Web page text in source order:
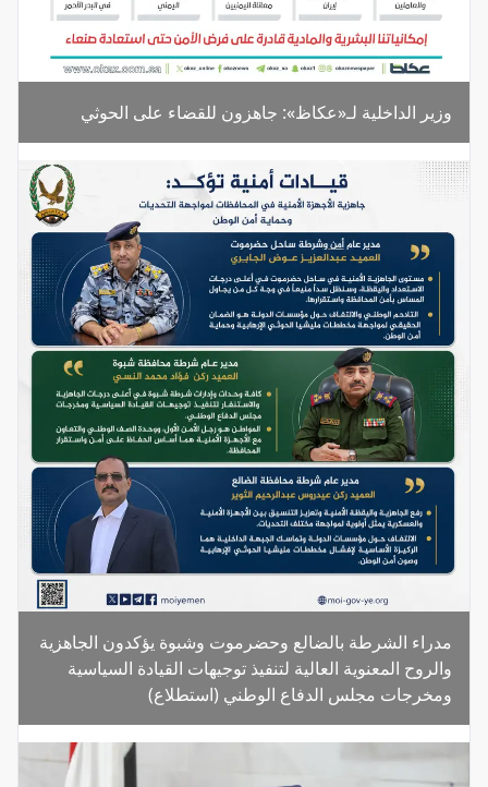
وزير الداخلية لـ«عكاظ»: جاهزون للقضاء على الحوثي
مدراء الشرطة بالضالع وحضرموت وشبوة يؤكدون الجاهزية
والروح المعنوية العالية لتنفيذ توجيهات القيادة السياسية
ومخرجات مجلس الدفاع الوطني (استطلاع)